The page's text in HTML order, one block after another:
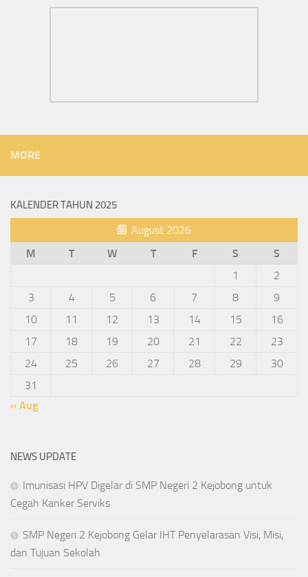
MORE
KALENDER TAHUN 2025
August 2026
M
T W T F S
S
1
2
3
4 5 6 7 8
9
10
11 12 13 14 15
16
17
18 19 20 21 22
23
24
25 26 27 28 29
30
31
« Aug
NEWS UPDATE
Imunisasi HPV Digelar di SMP Negeri 2 Kejobong untuk
Cegah Kanker Serviks
SMP Negeri 2 Kejobong Gelar IHT Penyelarasan Visi, Misi,
dan Tujuan Sekolah